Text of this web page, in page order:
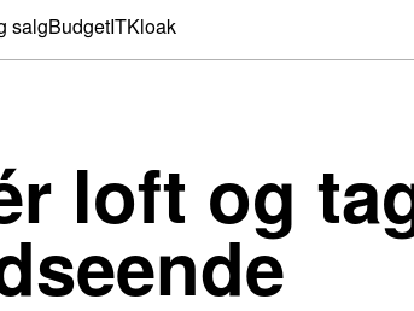
salgBudgetITKloak
loft og